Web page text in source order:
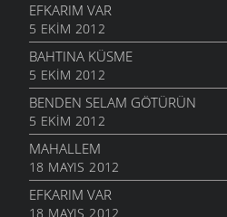
EFKARIM VAR
5 EKIM 2012
BAHTINA KÜSME
5 EKIM 2012
BENDEN SELAM GÖTÜRÜN
5 EKIM 2012
MAHALLEM
18 MAYIS 2012
EFKARIM VAR
18 MAYIS 2012